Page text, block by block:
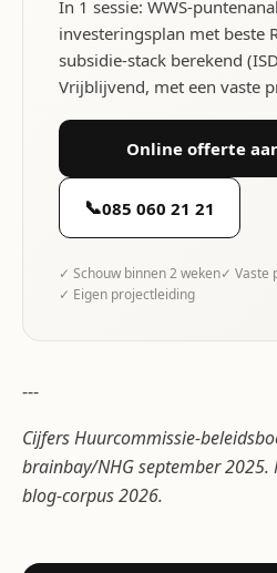
In 1 sessie: WWS-
investeringsplan met beste
subsidie-stack berekend
Vrijblijvend, met een vaste
Online offerte
📞085 060 21 21
✓ Schouw binnen 2 weken✓ Vaste
✓ Eigen projectleiding
---
Cijfers Huurcommissie-
brainbay/NHG september
blog-corpus 2026.